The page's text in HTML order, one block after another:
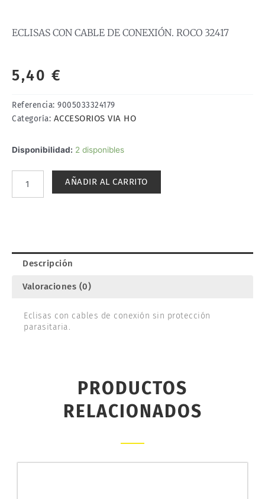
ECLISAS CON CABLE DE CONEXIÓN. ROCO 32417
5,40 €
Referencia: 9005033324179
Categoría: ACCESORIOS VIA HO
Disponibilidad: 2 disponibles
ECLISAS
AÑADIR AL CARRITO
Descripción
Valoraciones (0)
Eclisas con cables de conexión sin protección
parasitaria.
PRODUCTOS
RELACIONADOS